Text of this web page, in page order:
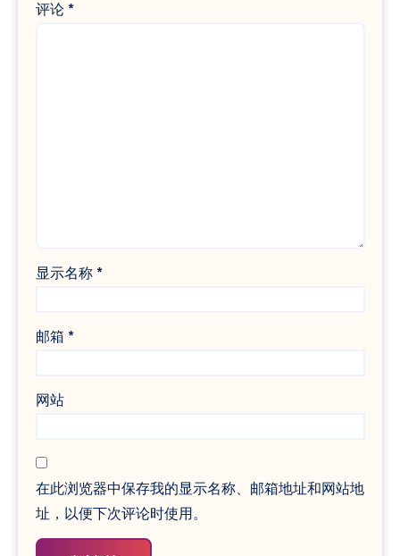
评论 *
显示名称 *
邮箱 *
网站
在此浏览器中保存我的显示名称、邮箱地址和网站地
址，以便下次评论时使用。